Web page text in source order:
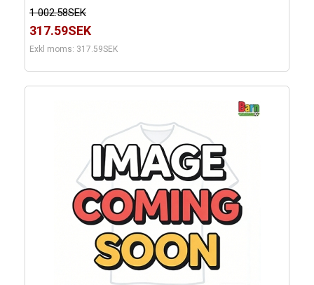
1 002.58SEK
317.59SEK
Exkl moms: 317.59SEK